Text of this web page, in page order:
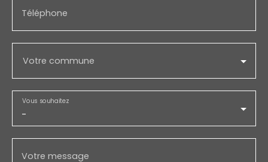
Téléphone
Votre commune
-
Vous souhaitez
Votre message